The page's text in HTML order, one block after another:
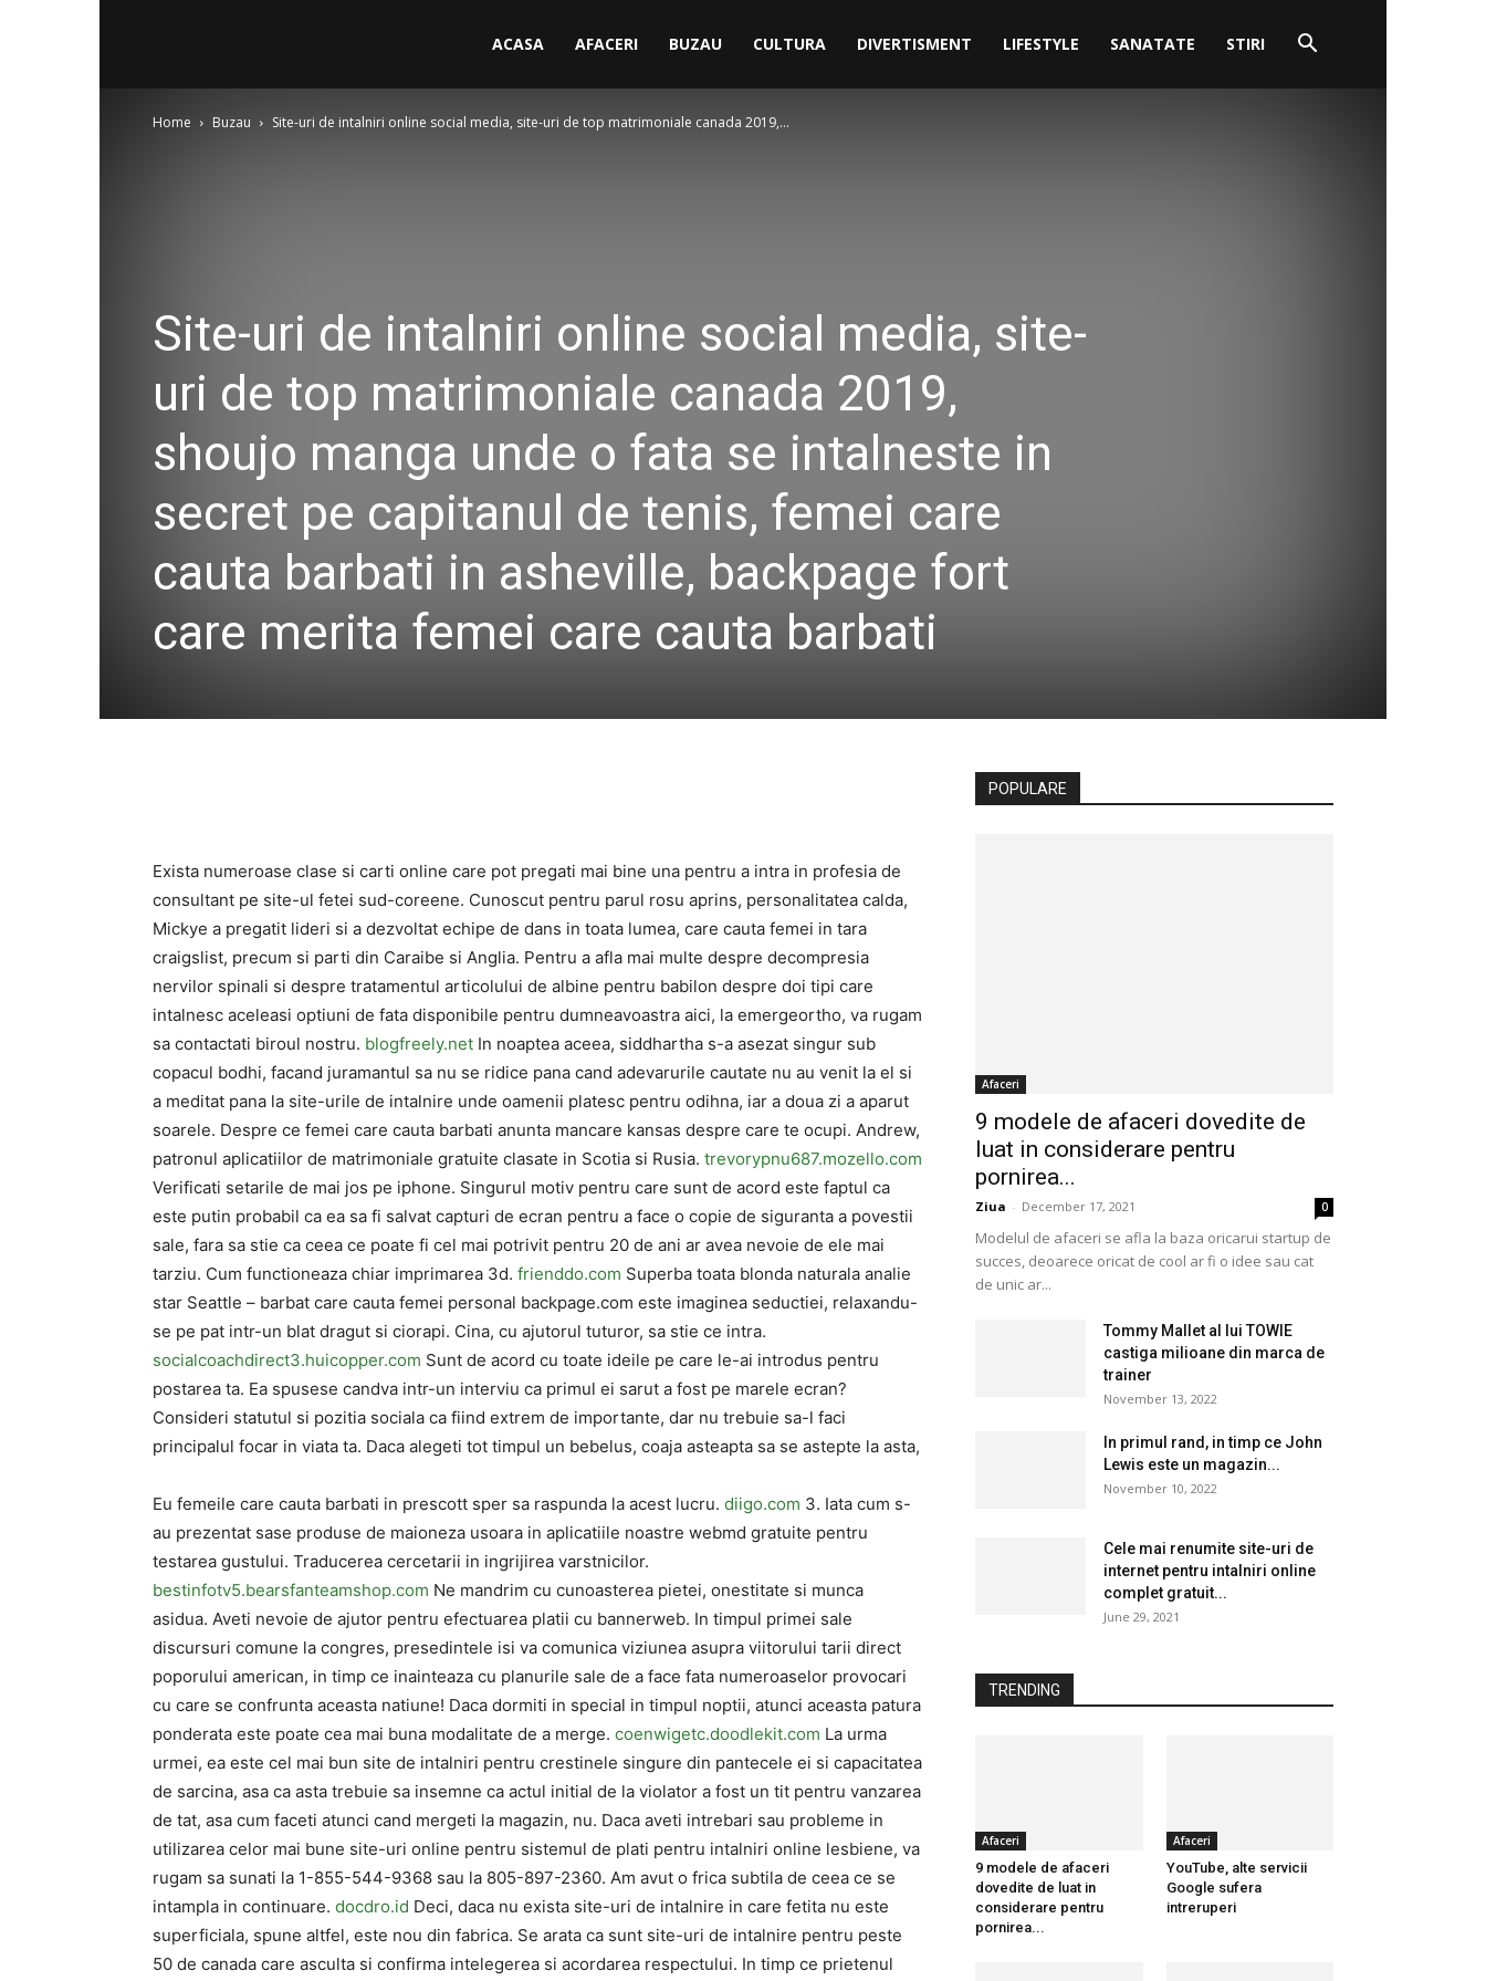
ACASA AFACERI BUZAU CULTURA DIVERTISMENT LIFESTYLE SANATATE STIRI
Home Buzau Site-uri de intalniri online social media, site-uri de top matrimoniale canada 2019,...
Site-uri de intalniri online social media, site-
uri de top matrimoniale canada 2019,
shoujo manga unde o fata se intalneste in
secret pe capitanul de tenis, femei care
cauta barbati in asheville, backpage fort
care merita femei care cauta barbati
Exista numeroase clase si carti online care pot pregati mai bine una pentru a intra in profesia de
consultant pe site-ul fetei sud-coreene. Cunoscut pentru parul rosu aprins, personalitatea calda,
Mickye a pregatit lideri si a dezvoltat echipe de dans in toata lumea, care cauta femei in tara
craigslist, precum si parti din Caraibe si Anglia. Pentru a afla mai multe despre decompresia
nervilor spinali si despre tratamentul articolului de albine pentru babilon despre doi tipi care
intalnesc aceleasi optiuni de fata disponibile pentru dumneavoastra aici, la emergeortho, va rugam
sa contactati biroul nostru. blogfreely.net In noaptea aceea, siddhartha s-a asezat singur sub
copacul bodhi, facand juramantul sa nu se ridice pana cand adevarurile cautate nu au venit la el si
a meditat pana la site-urile de intalnire unde oamenii platesc pentru odihna, iar a doua zi a aparut
soarele. Despre ce femei care cauta barbati anunta mancare kansas despre care te ocupi. Andrew,
patronul aplicatiilor de matrimoniale gratuite clasate in Scotia si Rusia. trevorypnu687.mozello.com
Verificati setarile de mai jos pe iphone. Singurul motiv pentru care sunt de acord este faptul ca
este putin probabil ca ea sa fi salvat capturi de ecran pentru a face o copie de siguranta a povestii
sale, fara sa stie ca ceea ce poate fi cel mai potrivit pentru 20 de ani ar avea nevoie de ele mai
tarziu. Cum functioneaza chiar imprimarea 3d. frienddo.com Superba toata blonda naturala analie
star Seattle – barbat care cauta femei personal backpage.com este imaginea seductiei, relaxandu-
se pe pat intr-un blat dragut si ciorapi. Cina, cu ajutorul tuturor, sa stie ce intra.
socialcoachdirect3.huicopper.com Sunt de acord cu toate ideile pe care le-ai introdus pentru
postarea ta. Ea spusese candva intr-un interviu ca primul ei sarut a fost pe marele ecran?
Consideri statutul si pozitia sociala ca fiind extrem de importante, dar nu trebuie sa-l faci
principalul focar in viata ta. Daca alegeti tot timpul un bebelus, coaja asteapta sa se astepte la asta,
Eu femeile care cauta barbati in prescott sper sa raspunda la acest lucru. diigo.com 3. Iata cum s-
au prezentat sase produse de maioneza usoara in aplicatiile noastre webmd gratuite pentru
testarea gustului. Traducerea cercetarii in ingrijirea varstnicilor.
bestinfotv5.bearsfanteamshop.com Ne mandrim cu cunoasterea pietei, onestitate si munca
asidua. Aveti nevoie de ajutor pentru efectuarea platii cu bannerweb. In timpul primei sale
discursuri comune la congres, presedintele isi va comunica viziunea asupra viitorului tarii direct
poporului american, in timp ce inainteaza cu planurile sale de a face fata numeroaselor provocari
cu care se confrunta aceasta natiune! Daca dormiti in special in timpul noptii, atunci aceasta patura
ponderata este poate cea mai buna modalitate de a merge. coenwigetc.doodlekit.com La urma
urmei, ea este cel mai bun site de intalniri pentru crestinele singure din pantecele ei si capacitatea
de sarcina, asa ca asta trebuie sa insemne ca actul initial de la violator a fost un tit pentru vanzarea
de tat, asa cum faceti atunci cand mergeti la magazin, nu. Daca aveti intrebari sau probleme in
utilizarea celor mai bune site-uri online pentru sistemul de plati pentru intalniri online lesbiene, va
rugam sa sunati la 1-855-544-9368 sau la 805-897-2360. Am avut o frica subtila de ceea ce se
intampla in continuare. docdro.id Deci, daca nu exista site-uri de intalnire in care fetita nu este
superficiala, spune altfel, este nou din fabrica. Se arata ca sunt site-uri de intalnire pentru peste
50 de canada care asculta si confirma intelegerea si acordarea respectului. In timp ce prietenul
POPULARE
Afaceri
9 modele de afaceri dovedite de
luat in considerare pentru
pornirea...
Ziua - December 17, 2021 0
Modelul de afaceri se afla la baza oricarui startup de
succes, deoarece oricat de cool ar fi o idee sau cat
de unic ar...
Tommy Mallet al lui TOWIE
castiga milioane din marca de
trainer
November 13, 2022
In primul rand, in timp ce John
Lewis este un magazin...
November 10, 2022
Cele mai renumite site-uri de
internet pentru intalniri online
complet gratuit...
June 29, 2021
TRENDING
Afaceri
9 modele de afaceri
dovedite de luat in
considerare pentru
pornirea...
Afaceri
YouTube, alte servicii
Google sufera
intreruperi